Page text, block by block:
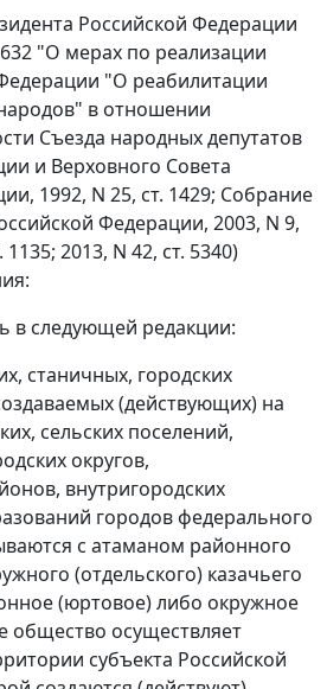
Российской Федерации
"О мерах по реализации
"О реабилитации
в отношении
Съезда народных депутатов
и Верховного Совета
1992, N 25, ст. 1429; Собрание
Федерации, 2003, N 9,
1135; 2013, N 42, ст. 5340)
в следующей редакции:
станичных, городских
(действующих) на
сельских поселений,
округов,
внутригородских
городов федерального
с атаманом районного
(отдельского) казачьего
(юртовое) либо окружное
общество осуществляет
субъекта Российской